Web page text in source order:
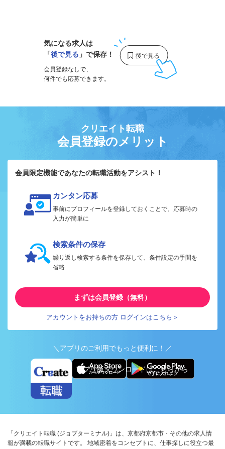
気になる求人は
「後で見る 」で保存！
会員登録なしで、
何件でも応募できます。
クリエイト転職
会員登録のメリット
会員限定機能であなたの転職活動をアシスト！
カンタン応募
事前にプロフィールを登録しておくことで、応募時の
入力が簡単に
検索条件の保存
繰り返し検索する条件を保存して、条件設定の手間を
省略
まずは会員登録（無料）
アカウントをお持ちの方 ログインはこちら＞
＼アプリのご利用でもっと便利に！／
アプリ版ダウンロードはこちらから
「クリエイト転職 (ジョブターミナル)」は、京都府京都市・その他の求人情
報が満載の転職サイトです。 地域密着をコンセプトに、仕事探しに役立つ最